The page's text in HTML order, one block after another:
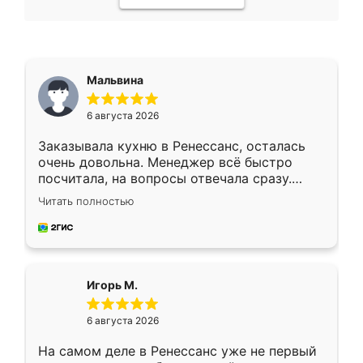
Мальвина
6 августа 2026
Заказывала кухню в Ренессанс, осталась
очень довольна. Менеджер всё быстро
посчитала, на вопросы отвечала сразу.
Замерщик приехал в субботу, подошёл к
делу со всей ответственностью. Собрали
за день, ребята работали аккуратно, даже
Читать полностью
Игорь М.
6 августа 2026
На самом деле в Ренессанс уже не первый